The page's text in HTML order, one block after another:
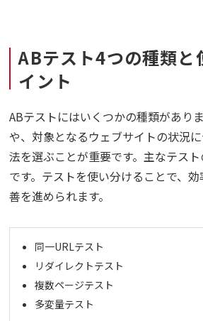
ABテスト4つの種類と
イント
ABテストにはいくつかの種類があり
や、対象となるウェブサイトの状況
法を選ぶことが重要です。主なテス
です。テストを使い分けることで、
善を進められます。
同一URLテスト
リダイレクトテスト
複数ページテスト
多変量テスト